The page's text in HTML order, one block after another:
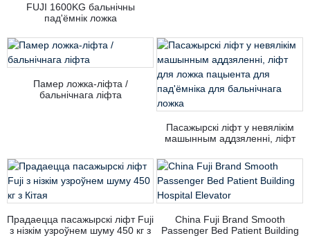
FUJI 1600KG бальнічны
пад'ёмнік ложка
трыма бакавымі поручнямі
Добрая якасць і бяспека цаны
Памер ложка-ліфта /
бальнічнага ліфта
Пасажырскі ліфт у невялікім
машынным аддзяленні, ліфт
пад'ёмніка для бальнічнага
ложка
Прадаецца пасажырскі ліфт Fuji
з нізкім узроўнем шуму 450 кг з
China Fuji Brand Smooth
Passenger Bed Patient Building